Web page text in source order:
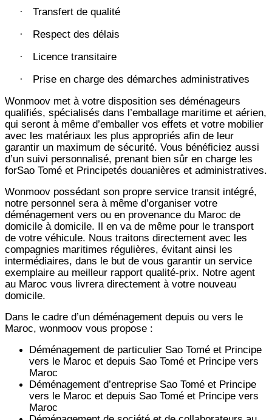
· Transfert de qualité
· Respect des délais
· Licence transitaire
·
Prise en charge des démarches administratives
Wonmoov met à votre disposition ses déménageurs
qualifiés, spécialisés dans l’emballage maritime et aérien,
qui seront à même d’emballer vos effets et votre mobilier
avec les matériaux les plus appropriés afin de leur
garantir un maximum de sécurité. Vous bénéficiez aussi
d’un suivi personnalisé, prenant bien sûr en charge les
forSao Tomé et Principetés douanières et administratives.
Wonmoov possédant son propre service transit intégré,
notre personnel sera à même d’organiser votre
déménagement vers ou en provenance du Maroc de
domicile à domicile. Il en va de même pour le transport
de votre véhicule. Nous traitons directement avec les
compagnies maritimes régulières, évitant ainsi les
intermédiaires, dans le but de vous garantir un service
exemplaire au meilleur rapport qualité-prix. Notre agent
au Maroc vous livrera directement à votre nouveau
domicile.
Dans le cadre d’un déménagement depuis ou vers le
Maroc, wonmoov vous propose :
Déménagement de particulier Sao Tomé et Principe
vers le Maroc et depuis Sao Tomé et Principe vers
Maroc
Déménagement d’entreprise Sao Tomé et Principe
vers le Maroc et depuis Sao Tomé et Principe vers
Maroc